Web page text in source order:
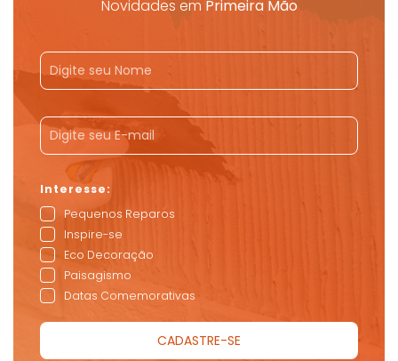
Novidades em Primeira Mão
Pequenos Reparos
Inspire-se
Eco Decoração
Paisagismo
Datas Comemorativas